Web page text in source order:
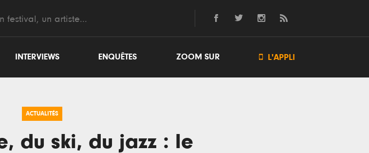
INTERVIEWS ENQUÊTES ZOOM SUR  L'APPLI
ACTUALITÉS
du ski, du jazz : le